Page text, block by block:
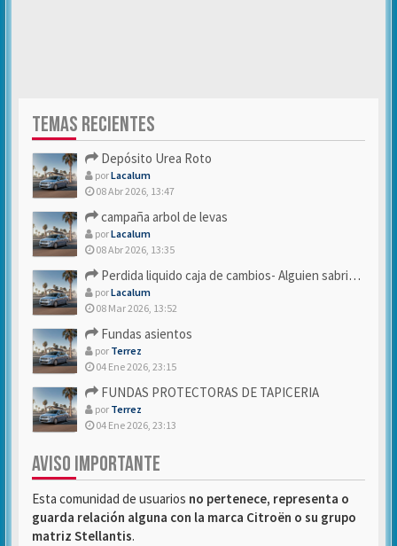
TEMAS RECIENTES
Depósito Urea Roto
porLacalum
08 Abr 2026, 13:47
campaña arbol de levas
porLacalum
08 Abr 2026, 13:35
Perdida liquido caja de cambios- Alguien sabria decirme
porLacalum
08 Mar 2026, 13:52
Fundas asientos
por Terrez
04 Ene 2026, 23:15
FUNDAS PROTECTORAS DE TAPICERIA
por Terrez
04 Ene 2026, 23:13
AVISO IMPORTANTE
Esta comunidad de usuarios no pertenece, representa o
guarda relación alguna con la marca Citroën o su grupo
matriz Stellantis.